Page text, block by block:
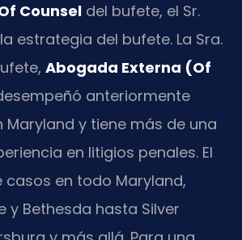
Counsel del bufete, el Sr.
estrategia del bufete. La Sra.
Abogada Externa (Of
anteriormente
y tiene más de una
en litigios penales. El
en todo Maryland,
y Bethesda hasta Silver